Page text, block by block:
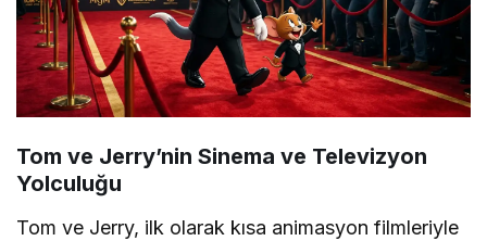
Tom ve Jerry’nin Sinema ve Televizyon
Yolculuğu
Tom ve Jerry, ilk olarak kısa animasyon filmleriyle